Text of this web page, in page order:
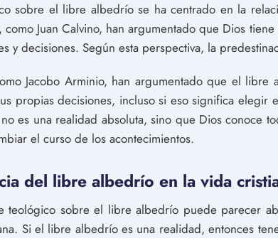
sobre el libre albedrío se ha centrado en la
Juan Calvino, han argumentado que Dios
y decisiones. Según esta perspectiva, la
Jacobo Arminio, han argumentado que el
propias decisiones, incluso si eso significa elegir
es una realidad absoluta, sino que Dios conoce
el curso de los acontecimientos.
del libre albedrío en la vida
teológico sobre el libre albedrío puede parecer
Si el libre albedrío es una realidad, entonces